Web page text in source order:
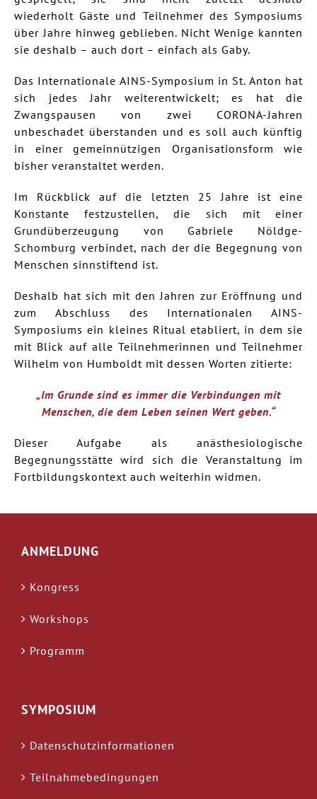
wiederholt Gäste und Teilnehmer des Symposiums
über Jahre hinweg geblieben. Nicht Wenige kannten
sie deshalb – auch dort – einfach als Gaby.
Das Internationale AINS-Symposium in St. Anton hat
sich jedes Jahr weiterentwickelt; es hat die
Zwangspausen von zwei CORONA-Jahren
unbeschadet überstanden und es soll auch künftig
in einer gemeinnützigen Organisationsform wie
bisher veranstaltet werden.
Im Rückblick auf die letzten 25 Jahre ist eine
Konstante festzustellen, die sich mit einer
Grundüberzeugung von Gabriele Nöldge-
Schomburg verbindet, nach der die Begegnung von
Menschen sinnstiftend ist.
Deshalb hat sich mit den Jahren zur Eröffnung und
zum Abschluss des Internationalen AINS-
Symposiums ein kleines Ritual etabliert, in dem sie
mit Blick auf alle Teilnehmerinnen und Teilnehmer
Wilhelm von Humboldt mit dessen Worten zitierte:
„Im Grunde sind es immer die Verbindungen mit
Menschen, die dem Leben seinen Wert geben.“
Dieser Aufgabe als anästhesiologische
Begegnungsstätte wird sich die Veranstaltung im
Fortbildungskontext auch weiterhin widmen.
ANMELDUNG
Kongress
Workshops
Programm
SYMPOSIUM
Datenschutzinformationen
Teilnahmebedingungen